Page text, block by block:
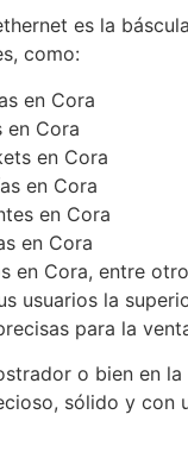
es la
como:
en Cora
en Cora
en Cora
en Cora
en Cora
en Cora
en Cora, entre
usuarios la
para la
o bien en
sólido y